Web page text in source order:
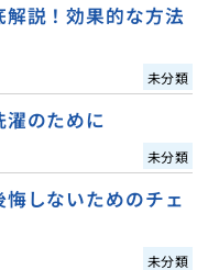
説！効果的な方法
未分類
のために
未分類
しないためのチェ
未分類